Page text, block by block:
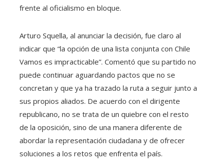
frente al oficialismo en bloque.
Arturo Squella, al anunciar la decisión, fue claro al
indicar que “la opción de una lista conjunta con Chile
Vamos es impracticable”. Comentó que su partido no
puede continuar aguardando pactos que no se
concretan y que ya ha trazado la ruta a seguir junto a
sus propios aliados. De acuerdo con el dirigente
republicano, no se trata de un quiebre con el resto
de la oposición, sino de una manera diferente de
abordar la representación ciudadana y de ofrecer
soluciones a los retos que enfrenta el país.